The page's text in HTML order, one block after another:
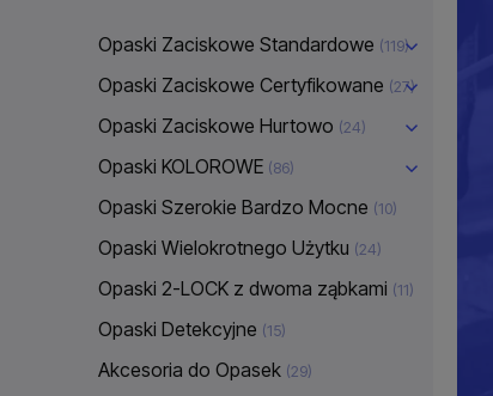
Opaski Zaciskowe Standardowe (119)
Opaski Zaciskowe Certyfikowane (27)
Opaski Zaciskowe Hurtowo (24)
Opaski KOLOROWE (86)
Opaski Szerokie Bardzo Mocne (10)
Opaski Wielokrotnego Użytku (24)
Opaski 2-LOCK z dwoma ząbkami (11)
Opaski Detekcyjne (15)
Akcesoria do Opasek (29)